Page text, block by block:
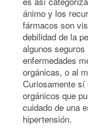
ánimo y los
fármacos son
debilidad de la
algunos
enfermedades
orgánicas, o al
Curiosamente
orgánicos que
cuidado de una
hipertensión.